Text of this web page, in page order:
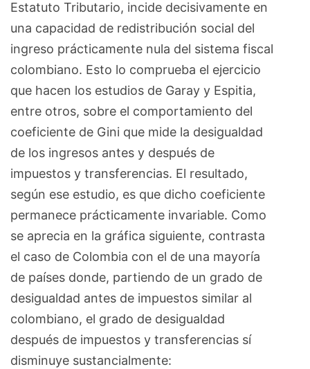
Estatuto Tributario, incide decisivamente en
una capacidad de redistribución social del
ingreso prácticamente nula del sistema fiscal
colombiano. Esto lo comprueba el ejercicio
que hacen los estudios de Garay y Espitia,
entre otros, sobre el comportamiento del
coeficiente de Gini que mide la desigualdad
de los ingresos antes y después de
impuestos y transferencias. El resultado,
según ese estudio, es que dicho coeficiente
permanece prácticamente invariable. Como
se aprecia en la gráfica siguiente, contrasta
el caso de Colombia con el de una mayoría
de países donde, partiendo de un grado de
desigualdad antes de impuestos similar al
colombiano, el grado de desigualdad
después de impuestos y transferencias sí
disminuye sustancialmente: